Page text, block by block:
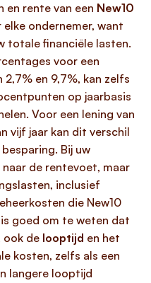
en rente van een New10
ondernemer, want
totale financiële lasten.
voor een
2,7% en 9,7%, kan zelfs
op jaarbasis
Voor een lening van
vijf jaar kan dit verschil
besparing. Bij uw
de rentevoet, maar
inclusief
die New10
goed om te weten dat
ook de looptijd en het
kosten, zelfs als een
langere looptijd